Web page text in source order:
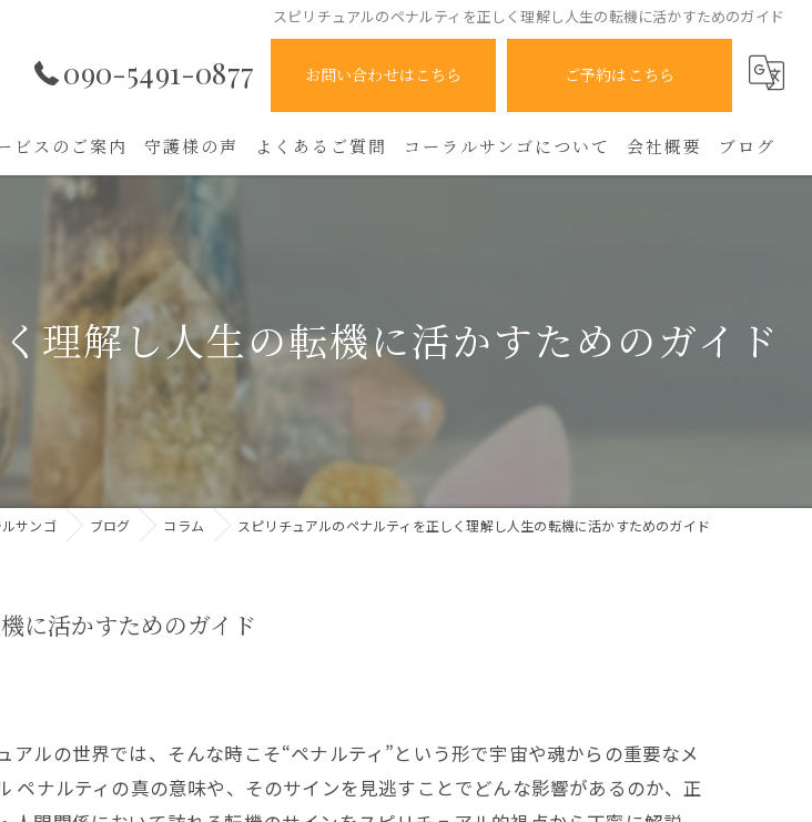
スピリチュアルのペナルティを正しく理解し人生の転機に活かすためのガイド
090-5491-0877 お問い合わせはこちら ご予約はこちら
ビスのご案内 守護様の声 よくあるご質問 コーラルサンゴについて
占い
人生相談
会社概要 ブログ
理解し人生の転機に活かすためのガイド
サンゴ ブログ コラム スピリチュアルのペナルティを正しく理解し人生の転機に活かすためのガイド
に活かすためのガイド
ルの世界では、そんな時こそ“ペナルティ”という形で宇宙や魂からの重要なメ
ペナルティの真の意味や、そのサインを見逃すことでどんな影響があるのか、正